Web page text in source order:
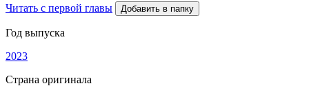
Читать с первой главы Добавить в папку
Год выпуска
2023
Страна оригинала